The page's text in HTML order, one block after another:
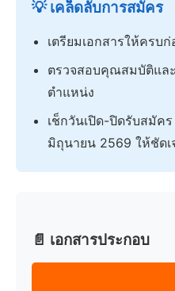
💡 เคล็ดลับการสมัคร
เตรียมเอกสารให้ครบ
ตรวจสอบคุณสมบัติแล
ตำแหน่ง
เช็กวันเปิด-ปิดรับสมัค
มิถุนายน 2569 ให้ชัดเ
📄 เอกสารประกอบ